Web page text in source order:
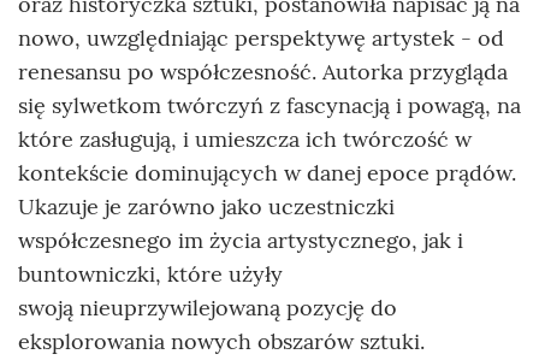
nowo, uwzględniając perspektywę artystek - od
renesansu po współczesność. Autorka przygląda
się sylwetkom twórczyń z fascynacją i powagą, na
które zasługują, i umieszcza ich twórczość w
kontekście dominujących w danej epoce prądów.
Ukazuje je zarówno jako uczestniczki
współczesnego im życia artystycznego, jak i
buntowniczki, które użyły
swoją nieuprzywilejowaną pozycję do
eksplorowania nowych obszarów sztuki.